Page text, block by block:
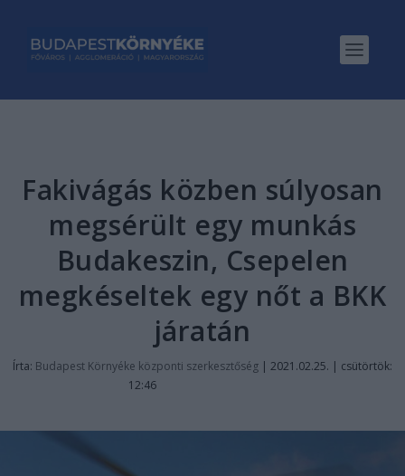
Fakivágás közben súlyosan
megsérült egy munkás
Budakeszin, Csepelen
megkéseltek egy nőt a BKK
járatán
Írta: Budapest Környéke központi szerkesztőség | 2021.02.25. | csütörtök:
12:46